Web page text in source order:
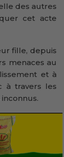
des autres
cet acte
fille, depuis
menaces au
et à
à travers les